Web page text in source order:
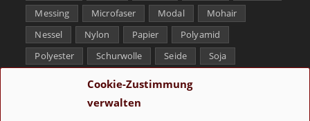
Cookie-Zustimmung
verwalten
Messing
Microfaser Modal
Mohair
Nessel
Nylon Papier
Polyamid
Polyester
Schurwolle Seide
Soja
Tencel
Yak